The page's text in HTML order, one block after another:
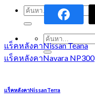
แร็คหลังคาNissan Teana
แร็คหลังคาNavara NP300
แร็คหลังคาNissanTerra